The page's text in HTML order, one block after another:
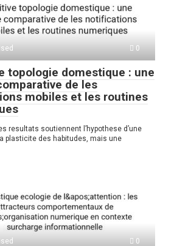
0
topologie domestique : une
de les
mobiles et les routines
resultats soutiennent l’hypothese d’une
plasticite des habitudes, mais une
0